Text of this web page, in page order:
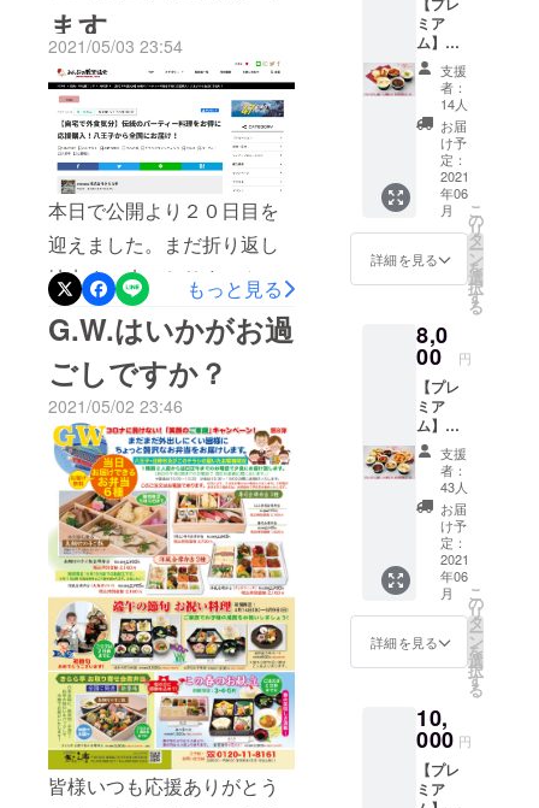
気になるプロジェクトを支
援してみてくださ
い！ 【クーポン内容】 ・
クーポンコード：cf05 ・
クーポン割引率： 支援額か
ら10%OFF・最大割引額：
500円・利用可能期間：
2021年5月19日（水）12時
00分〜5月22日（土）23時
59分まで・クーポン利用上
限枚数：5,000枚 ※期間中お
1人様1回まで 【クーポンの
使い方】 プロジェクト支援
画面のクーポンコード欄に
クーポンコード「cf05」を
ご入力下さい &gt;&gt;クーポ
ンご利用方法の詳細はこち
ら 【ご利用時の注意点】・
クーポン利用上限枚数に達
し次第、キャンペーンは終
了となります・クーポンは
他のキャンペーンとは併用
いただけません・今回の
クーポンと同様または類似
であったり、直接お声がけ
いただいたりして応援のお
気持ちをいただいており、
本当に感謝です。我々はこ
のプロジェクトのために、
ただご支援いただくだけで
なく皆様にもお得に美味し
いお料理を楽しんでいただ
きたいとの想いでこのプレ
ミアムパーティーボックス
をご用意いたしました。な
ので、１００％を達成いた
しましたが公開期間中はま
だまだ多くの方々にこのプ
ロジェクトを知っていただ
きたい！と思っておりま
す。まだ皆様のご協力が必
要でございます。従業員一
同より一層皆様のお気持ち
に応えられるよう精一杯取
り組んで参りますので、引
続き応援のほどお願い申し
上げます。
ます
2021/05/03 23:54
本日で公開より２０日目を
迎えました。まだ折り返し
地点まで来ておりません
が、すでに目標達成間近と
なっております。ご支援あ
りがとうございます。さ
て、きらら亭では「みんな
の観光協会」に不定期で記
事投稿してます。【概要】
「みんなの観光協会」は全
国の自治体・観光協会から
旬の観光情報・イベント情
報・魅力的な施設や人など
の情報を集約し、ニュース
形式で情報発信するエス
ビージャパンオリジナルの
メディアです。2016年に開
設し、自治体・観光協会の
もっと見る
G.W.はいかがお過
ごしですか？
2021/05/02 23:46
皆様いつも応援ありがとう
ミア
ム】お
一人様
セット
5,000円
コース
(送料込)
今回の
プロ
ジェク
ト限定
商品を
含むお
一人様
サイズ
なコー
スで
す！ ・
シェフ
拘りの
ビーフ
シ
チュー
・彩り
野菜と
チキン
のラタ
トゥイ
ユ ・海
の幸ラ
イスグ
ラタン
リーム
ソース
・風味
豊かな
プチパ
支援
者：
14人
お届
け予
定：
2021
年06
月
詳細を見る
こ
の
リ
タ
ー
ン
を
選
択
す
る
8,0
00 円
【プレ
ミア
ム】お
一人様
セット
8,000円
コース
(送料込)
今回の
プロ
ジェク
ト限定
商品を
含むお
一人様
サイズ
シャル
なコー
スで
す！ 特
別に
支援
者：
43人
お届
け予
定：
2021
年06
月
詳細を見る
こ
の
リ
タ
ー
ン
を
選
択
す
る
10,
000 円
【プレ
ミア